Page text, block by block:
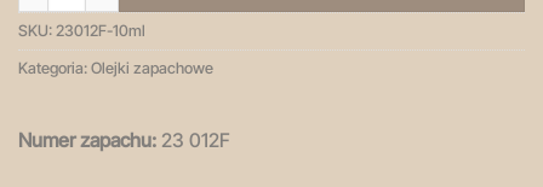
SKU: 23012F-10ml
Kategoria: Olejki zapachowe
Numer zapachu: 23 012F